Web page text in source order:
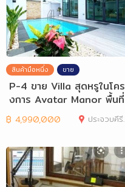
สินค้ามือหนึ่ง ขาย
P-4 ขาย Villa สุดหรูในโคร
งการ Avatar Manor พื้นที่
อ.หัวหิน
฿ 4,990,000 ประจวบคีรีขันธ์